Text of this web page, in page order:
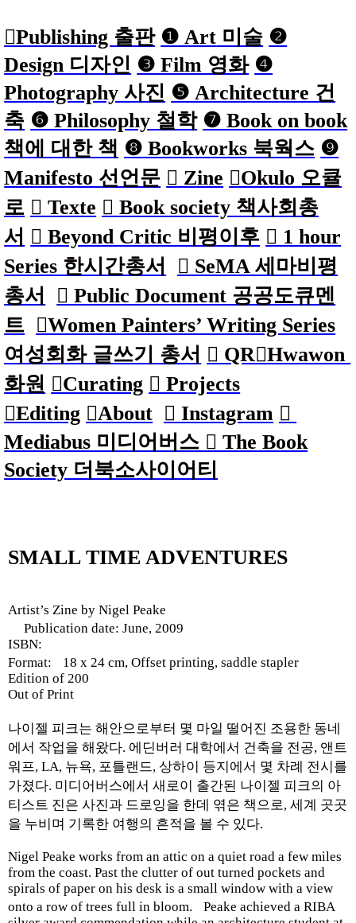
︎︎︎Publishing 출판 ❶ Art 미술 ❷
Design 디자인 ❸ Film 영화 ❹
Photography 사진 ❺ Architecture 건
축 ❻ Philosophy 철학 ❼ Book on book
책에 대한 책 ❽ Bookworks 북웍스 ❾
Manifesto 선언문 ︎ Zine ︎Okulo 오큘
로 ︎ Texte ︎ Book society 책사회총
서 ︎ Beyond Critic 비평이후 ︎ 1 hour
Series 한시간총서
︎ SeMA 세마비평
총서
︎ Public Document 공공도큐멘
트 ︎Women Painters’ Writing Series
여성회화 글쓰기 총서 ︎ QR︎Hwawon
화원 ︎︎︎Curating ︎︎︎ Projects
︎︎︎Editing ︎︎︎About ︎ Instagram ︎
Mediabus 미디어버스 ︎ The Book
Society 더북소사이어티
SMALL TIME ADVENTURES
Artist’s Zine by Nigel Peake
Publication date: June, 2009
ISBN:
Format: 18 x 24 cm, Offset printing, saddle stapler
Edition of 200
Out of Print
나이젤 피크는 해안으로부터 몇 마일 떨어진 조용한 동네
에서 작업을 해왔다. 에딘버러 대학에서 건축을 전공, 앤트
워프, LA, 뉴욕, 포틀랜드, 상하이 등지에서 몇 차례 전시를
가졌다. 미디어버스에서 새로이 출간된 나이젤 피크의 아
티스트 진은 사진과 드로잉을 한데 엮은 책으로, 세계 곳곳
을 누비며 기록한 여행의 흔적을 볼 수 있다.
Nigel Peake works from an attic on a quiet road a few miles
from the coast. Past the clutter of out turned pockets and
spirals of paper on his desk is a small window with a view
onto a row of trees full in bloom. Peake achieved a RIBA